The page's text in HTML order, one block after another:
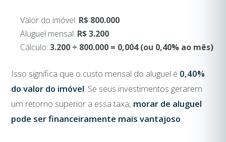
Valor do imóvel: R$ 800.000
Aluguel mensal: R$ 3.200
Cálculo: 3.200 ÷ 800.000 = 0,004 (ou 0,40% ao mês)
Isso significa que o custo mensal do aluguel é 0,40%
do valor do imóvel . Se seus investimentos gerarem
um retorno superior a essa taxa, morar de aluguel
pode ser financeiramente mais vantajoso